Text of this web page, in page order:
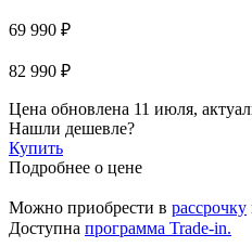
69 990 ₽
82 990 ₽
Цена обновлена 11 июля,
Нашли дешевле?
Купить
Подробнее о цене
Можно приобрести в рассрочку
Доступна программа Trade-in.